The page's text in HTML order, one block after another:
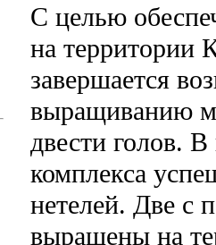
С целью
на территории
завершается
выращиванию
двести голов.
комплекса
нетелей. Две с
выращены на